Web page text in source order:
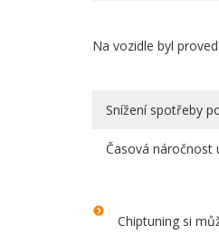
Na vozidle byl
Snížení spotřeby
Časová náročnost
Chiptuning si